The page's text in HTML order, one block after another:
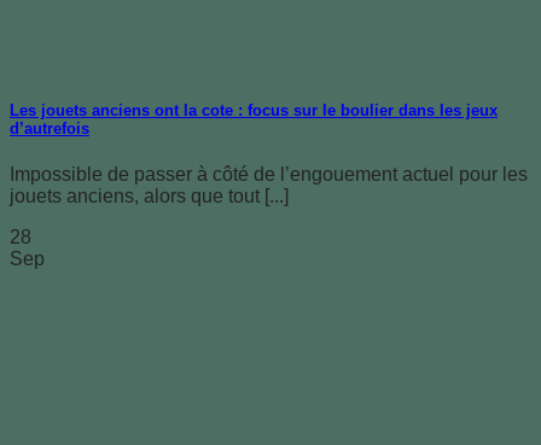
Les jouets anciens ont la cote : focus sur le boulier dans les jeux
d’autrefois
Impossible de passer à côté de l’engouement actuel pour les
jouets anciens, alors que tout [...]
28
Sep